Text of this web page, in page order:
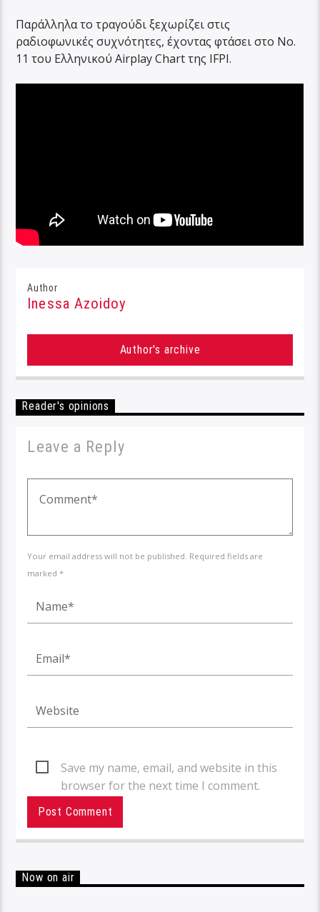
Παράλληλα το τραγούδι ξεχωρίζει στις
ραδιοφωνικές συχνότητες, έχοντας φτάσει στο No.
11 του Ελληνικού Airplay Chart της IFPI.
Author
Inessa Azoidoy
Author's archive
Reader's opinions
Leave a Reply
Your email address will not be published. Required fields are
marked *
Save my name, email, and website in this
browser for the next time I comment.
Now on air